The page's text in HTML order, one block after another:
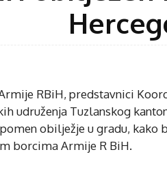
RBiH, predstavnici
udruženja Tuzlanskog
obilježje u gradu, kako
borcima Armije R BiH.